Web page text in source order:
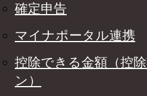
確定申告
マイナポータル連携
控除できる金額（控
ン）